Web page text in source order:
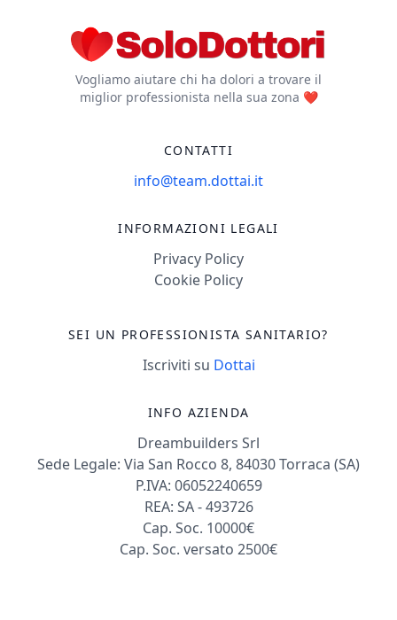
Vogliamo aiutare chi ha dolori a trovare il
miglior professionista nella sua zona ❤️
CONTATTI
info@team.dottai.it
INFORMAZIONI LEGALI
Privacy Policy
Cookie Policy
SEI UN PROFESSIONISTA SANITARIO?
Iscriviti su Dottai
INFO AZIENDA
Dreambuilders Srl
Sede Legale: Via San Rocco 8, 84030 Torraca (SA)
P.IVA: 06052240659
REA: SA - 493726
Cap. Soc. 10000€
Cap. Soc. versato 2500€